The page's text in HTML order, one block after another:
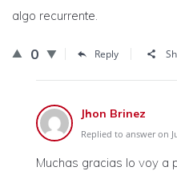
algo recurrente.
0 Reply
Jhon Brinez
Replied to answer on
Muchas gracias lo voy a